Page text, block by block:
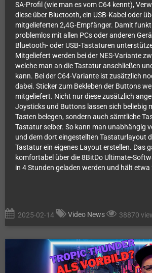
SA-Profil (wie man es vom C64 kennt),
diese über Bluetooth, ein USB-Kabel oder
mitgelieferten 2,4G-Empfänger. Damit
problemlos mit allen PCs oder anderen
Bluetooth- oder USB-Tastaturen
Mitgeliefert werden bei der NES-Variante
welche man an die Tastatur anschließen
kann. Bei der C64-Variante ist zusätzlich
dabei. Sticker zum Bekleben der Buttons
mitgeliefert. Nicht nur diese zusätzlich
Joysticks und Buttons lassen sich beliebig
Tasten belegen, sondern auch sämtliche
Tastatur selber. So kann man unabhängig
und dem dort eingestellten Tastaturlayout
Tastatur ein eigenes Layout erstellen. Das
komfortabel über die 8BitDo Ultimate-
in 4 Stunden geladen werden und hält etwa
2025-02-14 Video News 38870